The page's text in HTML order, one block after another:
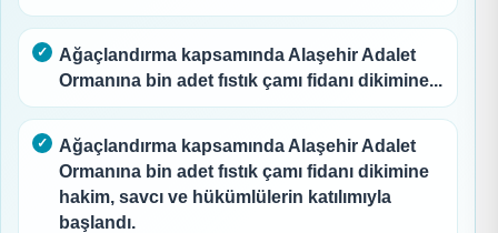
Ağaçlandırma kapsamında Alaşehir Adalet
Ormanına bin adet fıstık çamı fidanı dikimine...
Ağaçlandırma kapsamında Alaşehir Adalet
Ormanına bin adet fıstık çamı fidanı dikimine
hakim, savcı ve hükümlülerin katılımıyla
başlandı.